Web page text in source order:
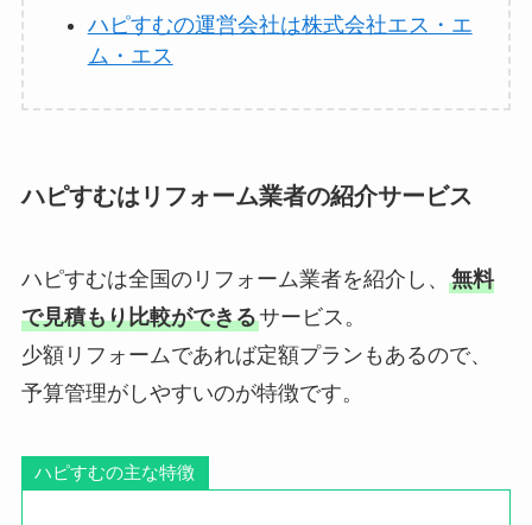
ハピすむの運営会社は株式会社エス・エ
ム・エス
ハピすむはリフォーム業者の紹介サービス
ハピすむは全国のリフォーム業者を紹介し、 無料
で見積もり比較ができるサービス。
少額リフォームであれば定額プランもあるので、
予算管理がしやすいのが特徴です。
ハピすむの主な特徴